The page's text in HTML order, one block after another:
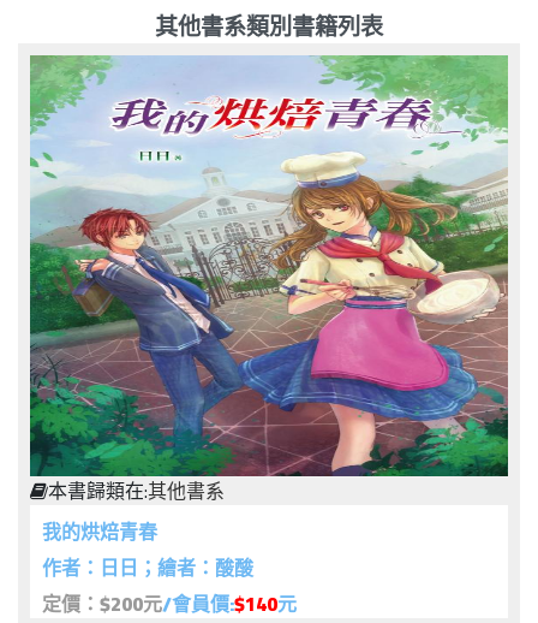
其他書系類別書籍列表
本書歸類在:其他書系
我的烘焙青春
作者：日日；繪者：酸酸
定價：$200元/會員價:$140元